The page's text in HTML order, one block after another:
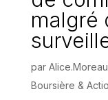
malgré
par
Boursière &